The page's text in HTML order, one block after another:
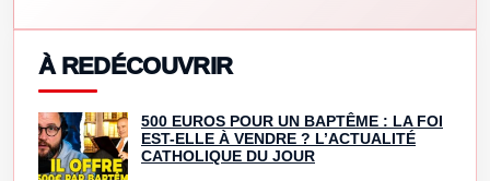
À REDÉCOUVRIR
500 EUROS POUR UN BAPTÊME : LA FOI
EST-ELLE À VENDRE ? L’ACTUALITÉ
CATHOLIQUE DU JOUR